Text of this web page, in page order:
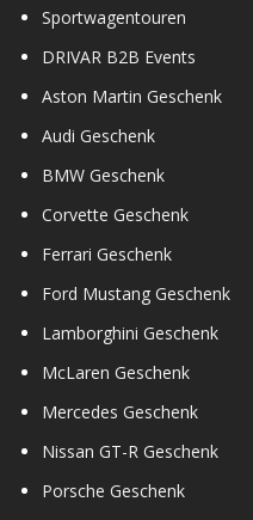
Sportwagentouren
DRIVAR B2B Events
Aston Martin Geschenk
Audi Geschenk
BMW Geschenk
Corvette Geschenk
Ferrari Geschenk
Ford Mustang Geschenk
Lamborghini Geschenk
McLaren Geschenk
Mercedes Geschenk
Nissan GT-R Geschenk
Porsche Geschenk